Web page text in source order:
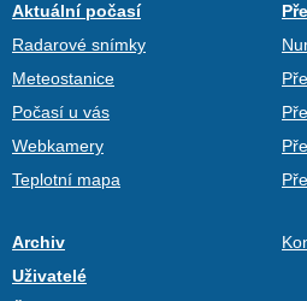
Aktuální počasí
Radarové snímky
Meteostanice
Počasí u vás
Webkamery
Teplotní mapa
Archiv
Uživatelé